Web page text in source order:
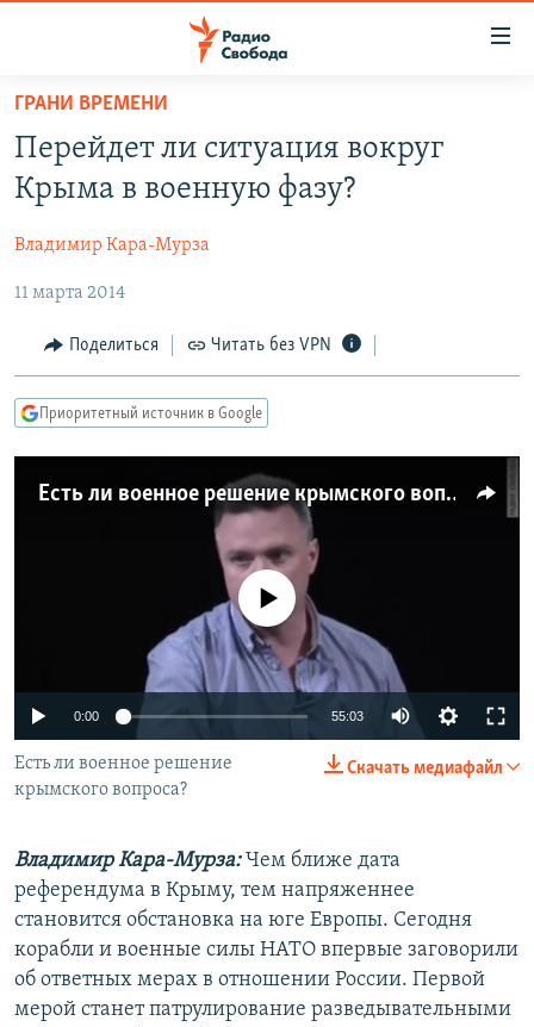
упрощенного
доступа
Вернуться
основному
Вернутся
главной
навигации
Вернутся
ПОДКАСТЫ
АВТОРСКИЕ ПРОЕКТЫ
ЦИТАТЫ СВОБОДЫ
МНЕНИЯ
КУЛЬТУРА
IDEL.РЕАЛИИ
КАВКАЗ.РЕАЛИИ
РАСПИСАНИЕ ВЕЩАНИЯ
ПОДПИШИТЕСЬ НА РАССЫЛКУ
СОЦИАЛЬНЫЕ СЕТИ
ГРАНИ ВРЕМЕНИ
Перейдет ли ситуация вокруг
Крыма в военную фазу?
Владимир Кара-Мурза
11 марта 2014
Поделиться Читать без VPN
Приоритетный источник в Google
Есть ли военное решение крымского вопроса?
No media source currently available
0:00 55:03
Скачать медиафайл
Есть ли военное решение
крымского вопроса?
Владимир Кара-Мурза: Чем ближе дата
референдума в Крыму, тем напряженнее
становится обстановка на юге Европы. Сегодня
корабли и военные силы НАТО впервые заговорили
об ответных мерах в отношении России. Первой
мерой станет патрулирование разведывательными